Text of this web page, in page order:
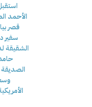
الأحمد
قصر
سفير
الشقيقة